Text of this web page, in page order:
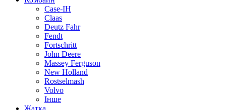
Case-IH
Claas
Deutz Fahr
Fendt
Fortschritt
John Deere
Massey Ferguson
New Holland
Rostselmash
Volvo
Інше
Жатка